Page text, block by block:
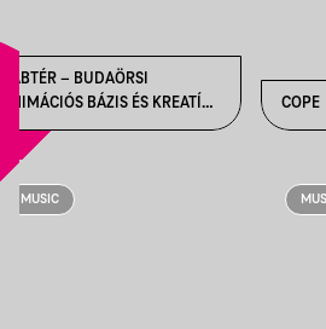
BABTÉR – BUDAÖRSI
ANIMÁCIÓS BÁZIS ÉS KREATÍV
TÉR
COPE
MUSIC